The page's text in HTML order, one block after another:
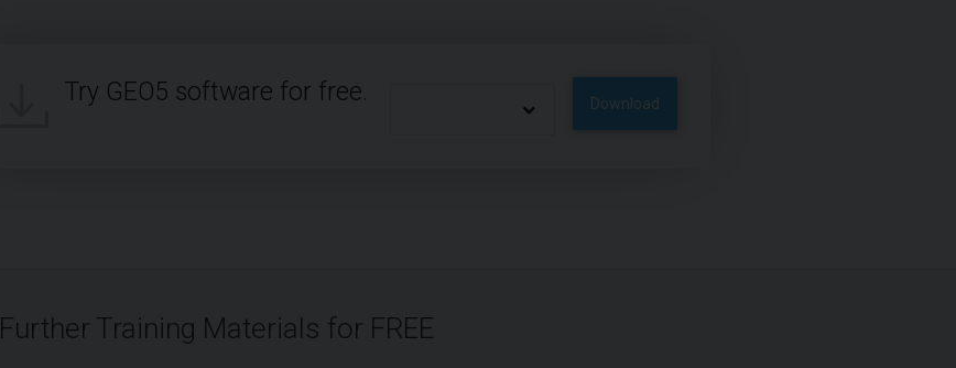
Try GEO5 software for free. Download
Further Training Materials for FREE